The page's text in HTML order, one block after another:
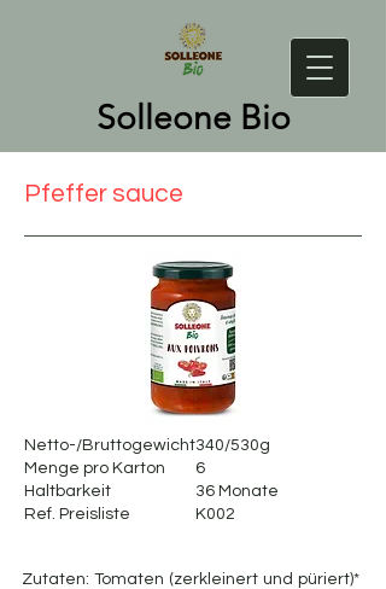
Solleone Bio
Pfeffer sauce
Netto-/Bruttogewicht
Menge pro Karton
Haltbarkeit
Ref. Preisliste
340/530g
6
36 Monate
K002
Zutaten: Tomaten (zerkleinert und püriert)*